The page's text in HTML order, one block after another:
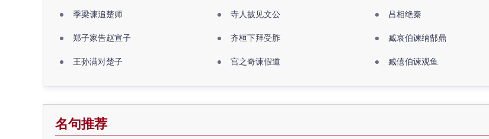
季梁谏追楚师 寺人披见文公 吕相绝秦
郑子家告赵宣子 齐桓下拜受胙 臧哀伯谏纳郜鼎
王孙满对楚子 宫之奇谏假道 臧僖伯谏观鱼
名句推荐